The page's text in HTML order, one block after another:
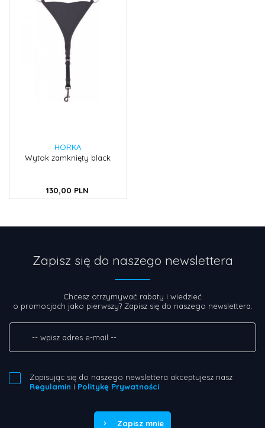
HORKA
Wytok zamknięty black
130,00 PLN
Zapisz się do naszego newslettera
Chcesz otrzymywać rabaty i wiedzieć
o promocjach jako pierwszy? Zapisz się do naszego newslettera.
Zapisując się do naszego newslettera akceptujesz nasz
Regulamin i Politykę Prywatności.
Zapisz mnie